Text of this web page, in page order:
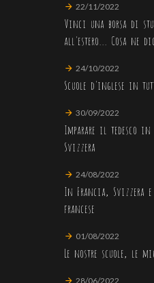
22/11/2022
Vinci una borsa di
all'estero... Cosa ne
24/10/2022
Scuole d'inglese in
30/09/2022
Imparare il tedesco
Svizzera
24/08/2022
In Francia, Svizzera
francese
01/08/2022
Le nostre scuole, le
28/06/2022